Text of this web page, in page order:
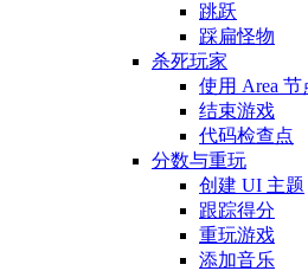
跳跃
踩扁怪物
杀死玩家
使用 Area
结束游戏
代码检查点
分数与重玩
创建 UI 主题
跟踪得分
重玩游戏
添加音乐